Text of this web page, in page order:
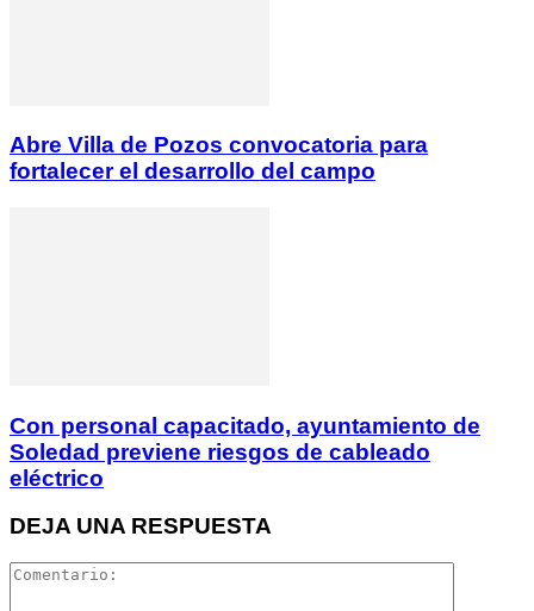
Abre Villa de Pozos convocatoria para
fortalecer el desarrollo del campo
Con personal capacitado, ayuntamiento de
Soledad previene riesgos de cableado
eléctrico
DEJA UNA RESPUESTA